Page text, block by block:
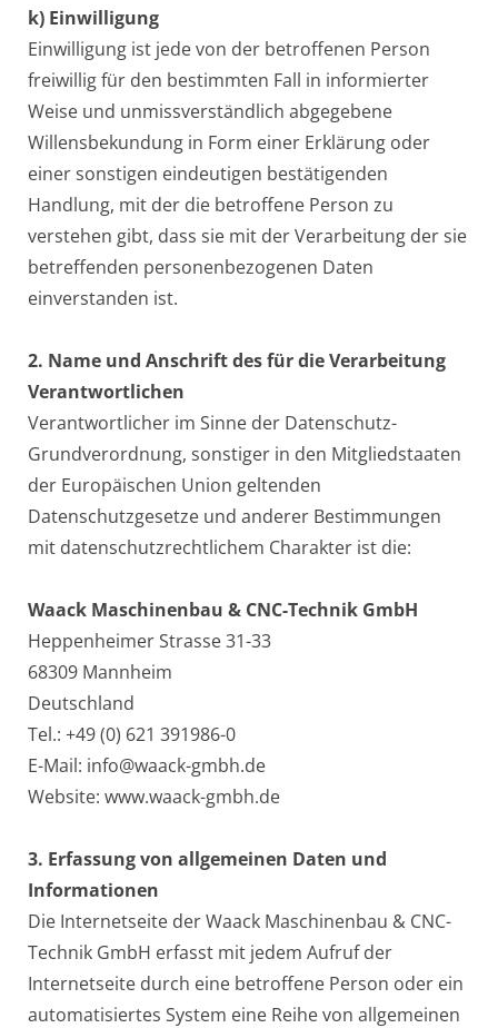
k) Einwilligung
Einwilligung ist jede von der betroffenen Person
freiwillig für den bestimmten Fall in informierter
Weise und unmissverständlich abgegebene
Willensbekundung in Form einer Erklärung oder
einer sonstigen eindeutigen bestätigenden
Handlung, mit der die betroffene Person zu
verstehen gibt, dass sie mit der Verarbeitung der sie
betreffenden personenbezogenen Daten
einverstanden ist.
2. Name und Anschrift des für die Verarbeitung
Verantwortlichen
Verantwortlicher im Sinne der Datenschutz-
Grundverordnung, sonstiger in den Mitgliedstaaten
der Europäischen Union geltenden
Datenschutzgesetze und anderer Bestimmungen
mit datenschutzrechtlichem Charakter ist die:
Waack Maschinenbau & CNC-Technik GmbH
Heppenheimer Strasse 31-33
68309 Mannheim
Deutschland
Tel.: +49 (0) 621 391986-0
E-Mail: info@waack-gmbh.de
Website: www.waack-gmbh.de
3. Erfassung von allgemeinen Daten und
Informationen
Die Internetseite der Waack Maschinenbau & CNC-
Technik GmbH erfasst mit jedem Aufruf der
Internetseite durch eine betroffene Person oder ein
automatisiertes System eine Reihe von allgemeinen